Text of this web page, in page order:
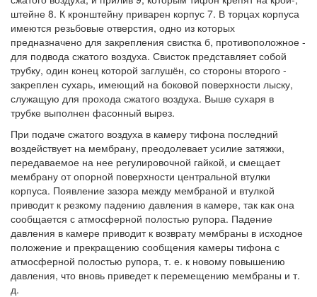
штейне 8. К кронштейну приварен корпус 7. В торцах корпуса
имеются резьбовые отверстия, одно из которых
предназначено для закрепления свистка б, противоположное -
для подвода сжатого воздуха. Свисток представляет собой
трубку, один конец которой заглушён, со стороны второго -
закреплен сухарь, имеющий на боковой поверхности лыску,
служащую для прохода сжатого воздуха. Выше сухаря в
трубке выполнен фасонный вырез.
При подаче сжатого воздуха в камеру тифона последний
воздействует на мембрану, преодолевает усилие затяжки,
передаваемое на нее регулировочной гайкой, и смещает
мембрану от опорной поверхности центральной втулки
корпуса. Появление зазора между мембраной и втулкой
приводит к резкому падению давления в камере, так как она
сообщается с атмосферной полостью рупора. Падение
давления в камере приводит к возврату мембраны в исходное
положение и прекращению сообщения камеры тифона с
атмосферной полостью рупора, т. е. к новому повышению
давления, что вновь приведет к перемещению мембраны и т.
д.